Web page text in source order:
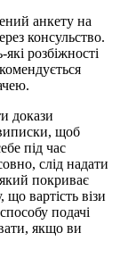
анкету на
консульство.
розбіжності
докази
виписки, щоб
під час
слід надати
покриває
що вартість візи
подачі
якщо ви